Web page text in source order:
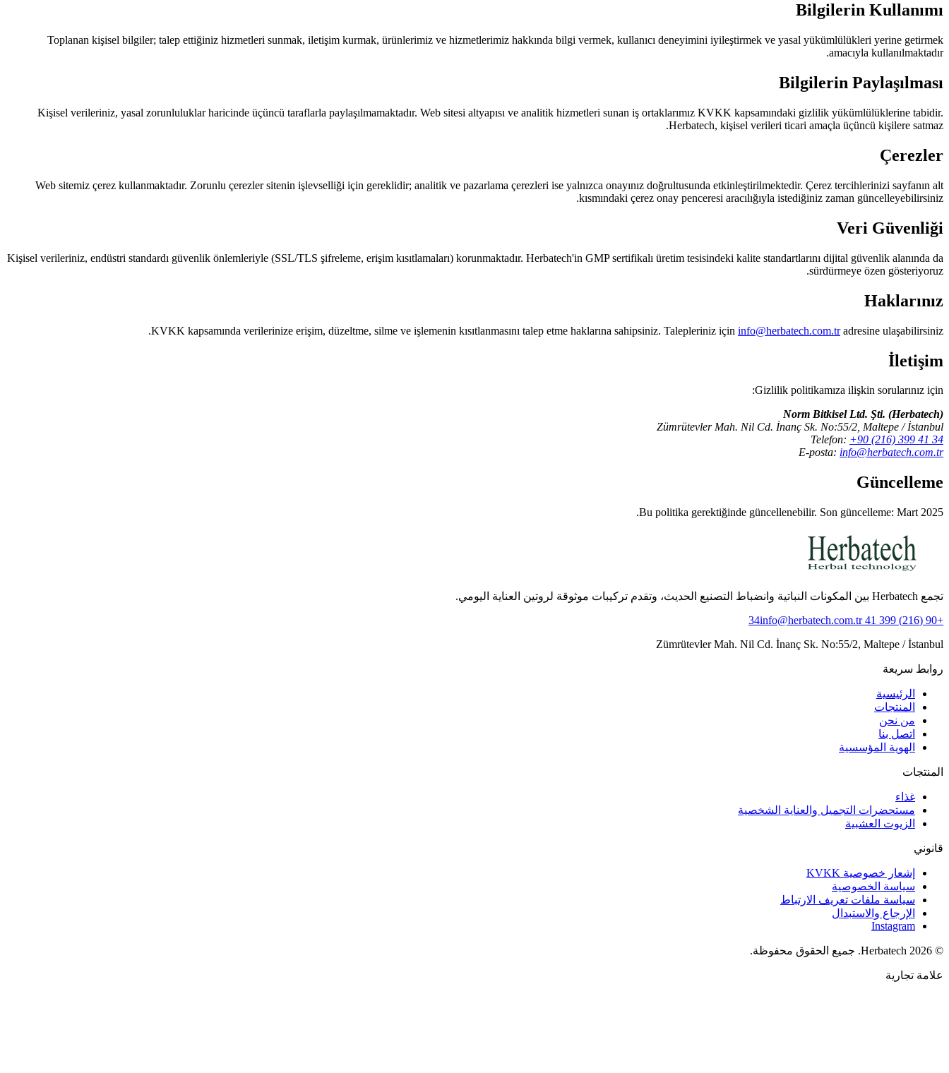
Bilgilerin Kullanımı
Toplanan kişisel bilgiler; talep ettiğiniz hizmetleri sunmak, iletişim kurmak, ürünlerimiz ve hizmetlerimiz hakkında bilgi vermek, kullanıcı deneyimini iyileştirmek ve yasal yükümlülükleri yerine getirmek
amacıyla kullanılmaktadır.
Bilgilerin Paylaşılması
Kişisel verileriniz, yasal zorunluluklar haricinde üçüncü taraflarla paylaşılmamaktadır. Web sitesi altyapısı ve analitik hizmetleri sunan iş ortaklarımız KVKK kapsamındaki gizlilik yükümlülüklerine tabidir.
Herbatech, kişisel verileri ticari amaçla üçüncü kişilere satmaz.
Çerezler
Web sitemiz çerez kullanmaktadır. Zorunlu çerezler sitenin işlevselliği için gereklidir; analitik ve pazarlama çerezleri ise yalnızca onayınız doğrultusunda etkinleştirilmektedir. Çerez tercihlerinizi sayfanın alt
kısmındaki çerez onay penceresi aracılığıyla istediğiniz zaman güncelleyebilirsiniz.
Veri Güvenliği
Kişisel verileriniz, endüstri standardı güvenlik önlemleriyle (SSL/TLS şifreleme, erişim kısıtlamaları) korunmaktadır. Herbatech'in GMP sertifikalı üretim tesisindeki kalite standartlarını dijital güvenlik alanında da
sürdürmeye özen gösteriyoruz.
Haklarınız
KVKK kapsamında verilerinize erişim, düzeltme, silme ve işlemenin kısıtlanmasını talep etme haklarına sahipsiniz. Talepleriniz için info@herbatech.com.tr adresine ulaşabilirsiniz.
İletişim
Gizlilik politikamıza ilişkin sorularınız için:
Norm Bitkisel Ltd. Şti. (Herbatech)
Zümrütevler Mah. Nil Cd. İnanç Sk. No:55/2, Maltepe / İstanbul
Telefon: +90 (216) 399 41 34
E-posta: info@herbatech.com.tr
Güncelleme
Bu politika gerektiğinde güncellenebilir. Son güncelleme: Mart 2025.
تجمع Herbatech بين المكونات النباتية وانضباط التصنيع الحديث، وتقدم تركيبات موثوقة لروتين العناية اليومي.
+90 (216) 399 41 34
info@herbatech.com.tr
Zümrütevler Mah. Nil Cd. İnanç Sk. No:55/2, Maltepe / İstanbul
روابط سريعة
الرئيسية
المنتجات
من نحن
اتصل بنا
الهوية المؤسسية
المنتجات
غذاء
مستحضرات التجميل والعناية الشخصية
الزيوت العشبية
قانوني
إشعار خصوصية KVKK
سياسة الخصوصية
سياسة ملفات تعريف الارتباط
الإرجاع والاستبدال
Instagram
©
2026 جميع الحقوق محفوظة.
علامة تجارية